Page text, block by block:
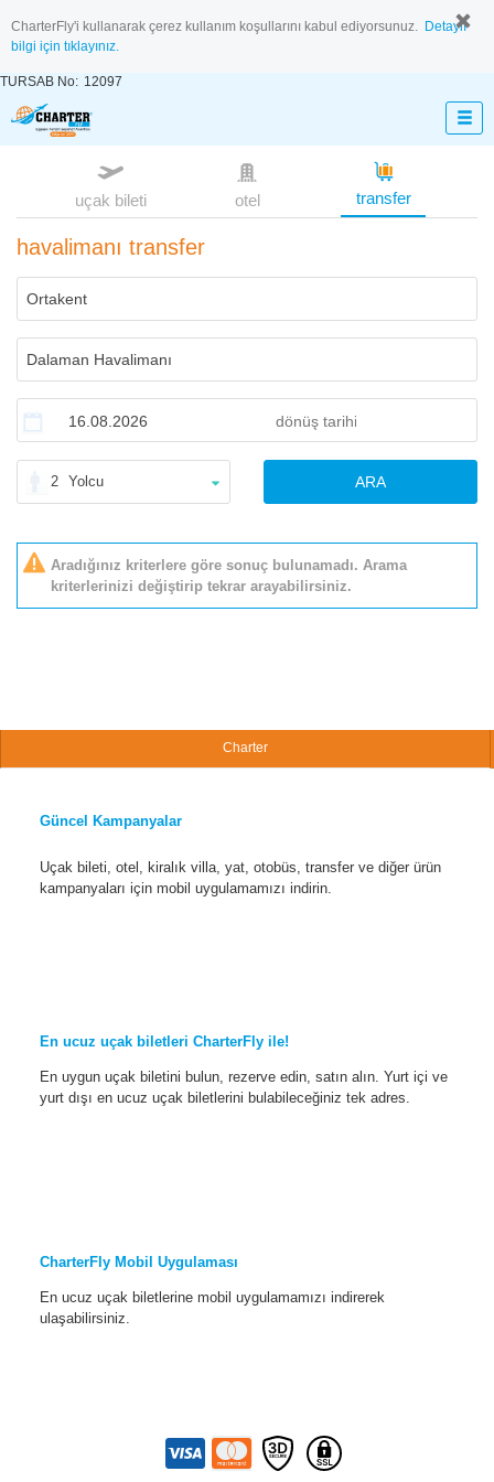
CharterFly'i kullanarak çerez kullanım koşullarını kabul ediyorsunuz. Detaylı
bilgi için tıklayınız.
TURSAB No: 12097
uçak bileti otel transfer
havalimanı transfer
2 Yolcu ARA
Aradığınız kriterlere göre sonuç bulunamadı. Arama
kriterlerinizi değiştirip tekrar arayabilirsiniz.
Charter
Güncel Kampanyalar
Uçak bileti, otel, kiralık villa, yat, otobüs, transfer ve diğer ürün
kampanyaları için mobil uygulamamızı indirin.
En ucuz uçak biletleri CharterFly ile!
En uygun uçak biletini bulun, rezerve edin, satın alın. Yurt içi ve
yurt dışı en ucuz uçak biletlerini bulabileceğiniz tek adres.
CharterFly Mobil Uygulaması
En ucuz uçak biletlerine mobil uygulamamızı indirerek
ulaşabilirsiniz.